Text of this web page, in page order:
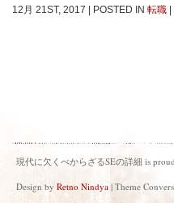
12月 21ST, 2017 POSTED IN 転職
現代に欠くべからざるSEの詳細 is
Design by Retno Nindya | Theme